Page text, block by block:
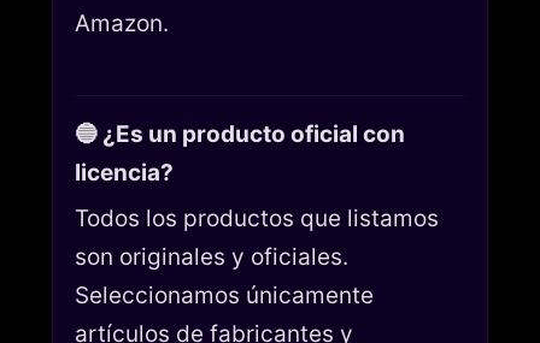
Amazon.
🔵 ¿Es un producto oficial con
licencia?
Todos los productos que listamos
son originales y oficiales.
Seleccionamos únicamente
artículos de fabricantes y